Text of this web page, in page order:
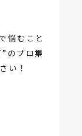
悩むこと
のプロ集
い！